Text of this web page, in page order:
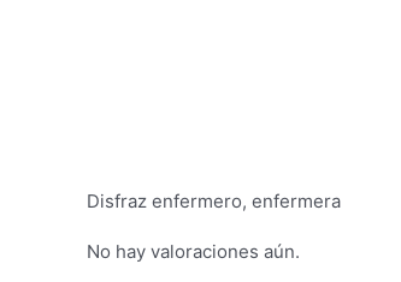
Disfraz enfermero, enfermera
No hay valoraciones aún.